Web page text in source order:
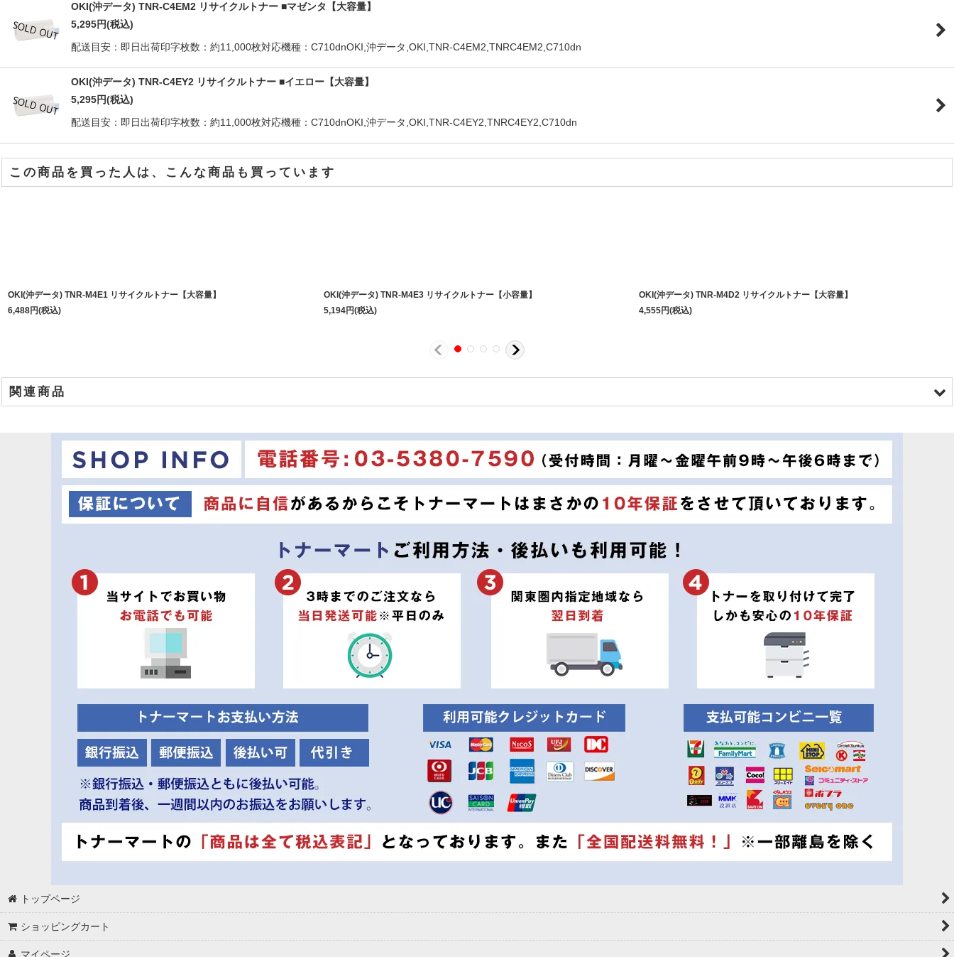
OKI(沖データ) TNR-C4EM2 リサイクルトナー ■マゼンタ【大容量】
5,295円(税込)
配送目安：即日出荷印字枚数：約11,000枚対応機種：C710dnOKI,沖データ,OKI,TNR-C4EM2,TNRC4EM2,C710dn
OKI(沖データ) TNR-C4EY2 リサイクルトナー ■イエロー【大容量】
5,295円(税込)
配送目安：即日出荷印字枚数：約11,000枚対応機種：C710dnOKI,沖データ,OKI,TNR-C4EY2,TNRC4EY2,C710dn
この商品を買った人は、こんな商品も買っています
OKI(沖データ) TNR-M4E1 リサイクルトナー【大容量】
6,488円(税込)
OKI(沖データ) TNR-M4E3 リサイクルトナー【小容量】
5,194円(税込)
OKI(沖データ) TNR-M4D2 リサイクルトナー【大容量】
4,555円(税込)
関連商品
オキ TNR-C4EK1 リサイクルトナー ■ブラック【小容量】
オキ TNR-C4EY2 リサイクルトナー ■イエロー【大容量】
オキ TNR-C4EM2 リサイクルトナー ■マゼンダ【大容量】
オキ TNR-C4EC2 リサイクルトナー ■シアン【大容量】
オキ TNR-C4EK2 純正トナー ■ブラック【大容量】
オキ TNR-C4EK1 純正トナー ■ブラック【小容量】
オキ TNR-C4EY2 純正トナー ■イエロー【大容量】
オキ TNR-C4EM2 純正トナー ■マゼンダ【大容量】
オキ TNR-C4EC2 純正トナー ■シアン【大容量】
オキ TNR-C4EY1 純正トナー ■イエロー【小容量】
オキ TNR-C4EC1 純正トナー ■シアン【小容量】
オキ ID-C4GK 純正 イメージドラム ■ブラック
オキ ID-C4GY 純正 イメージドラム ■イエロー
オキ ID-C4GM 純正 イメージドラム ■マゼンダ
オキ ID-C4GC 純正 イメージドラム ■シアン
オキ FUS-C4G 純正 定着器ユニット
オキ BLT-C4F 純正 ベルトユニット
トップページ
ショッピングカート
マイページ